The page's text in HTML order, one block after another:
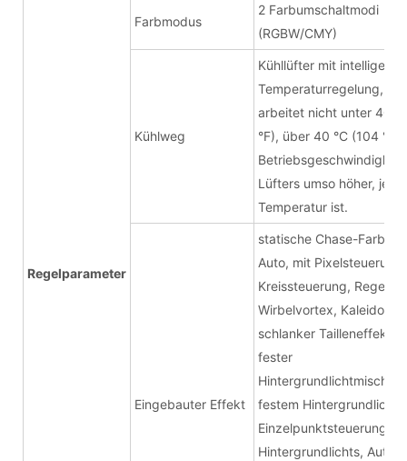
Regelparameter
Farbmodus
2 Farbumschaltmodi
(RGBW/CMY)
Kühlweg
Kühllüfter mit
Temperaturregelung,
arbeitet nicht unter 40
°F), über 40 °C (104 °F)
Betriebsgeschwindigkeit
Lüfters umso höher, je
Temperatur ist.
Eingebauter Effekt
statische Chase-
Auto, mit Pixelsteuerung,
Kreissteuerung,
Wirbelvortex,
schlanker Tailleneffekt,
fester
festem
Einzelpunktsteuerung
Hintergrundlichts,